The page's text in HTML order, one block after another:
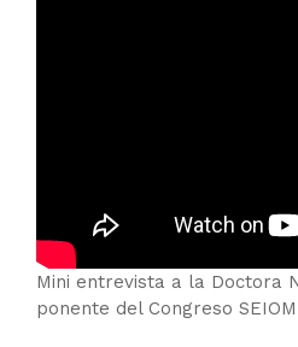
Mini entrevista a la Doctora
ponente del Congreso